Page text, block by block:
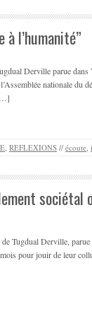
à l’humanité”
Derville parue
nationale du
REFLEXIONS // écoute
Tugdual Derville,
pour jouir de leur